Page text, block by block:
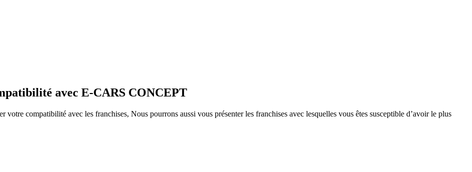
avec E-CARS CONCEPT
votre compatibilité avec les franchises, Nous pourrons aussi vous présenter les franchises avec lesquelles vous êtes susceptible d’avoir le plus